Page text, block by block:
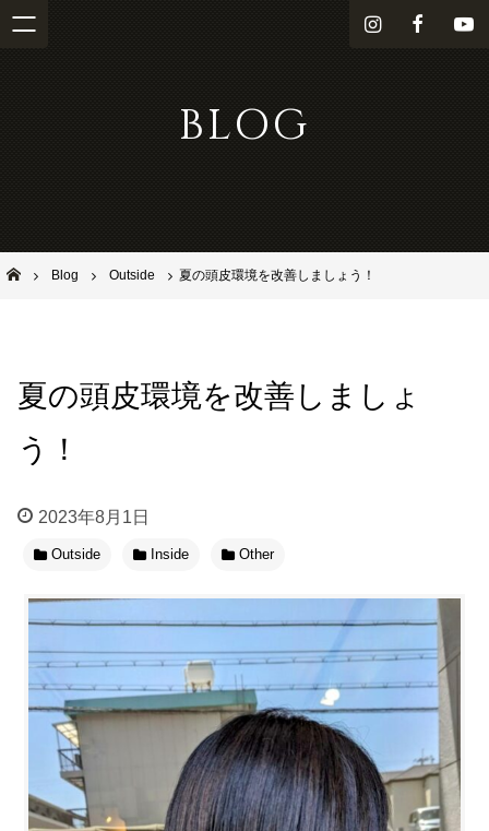
i
Y
BLOG
池田市石橋の美容室ならヘアサロンSolana（ソラーナ）
Blog Outside 夏の頭皮環境を改善しましょう！
夏の頭皮環境を改善しましょ
う！
2023年8月1日
Outside Inside Other